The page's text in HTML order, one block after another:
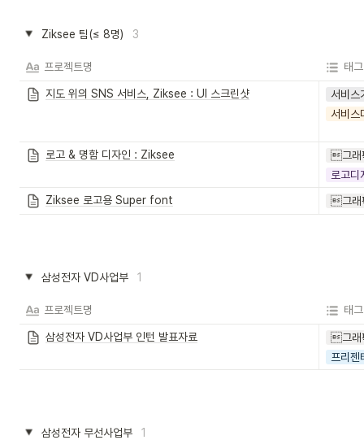
Ziksee 팀(≤ 8명) 3
프로젝트명 태그
지도 위의 SNS 서비스, Ziksee : UI 스크린샷
서비스
서비스
로고 & 명함 디자인 : Ziksee
그래
로고디
Ziksee 로고용 Super font
그래
삼성전자 VD사업부 1
프로젝트명 태그
삼성전자 VD사업부 인턴 발표자료
그래
프리젠
삼성전자 무선사업부 1